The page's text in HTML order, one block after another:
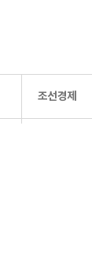
조선경제